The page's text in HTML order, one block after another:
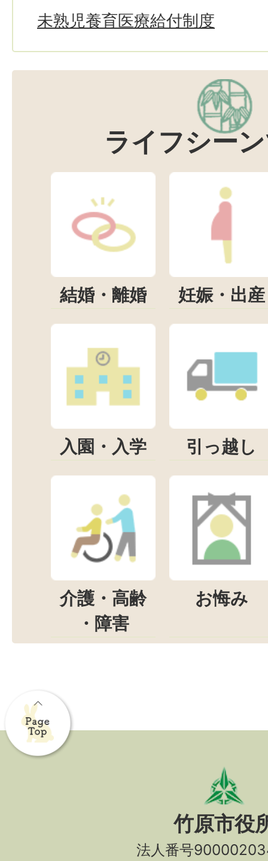
未熟児養育医療給付制度
ライフシー
結婚・離婚 妊娠・出産
入園・入学 引っ越し
介護・高齢
・障害
お悔み
竹原市役
法人番号